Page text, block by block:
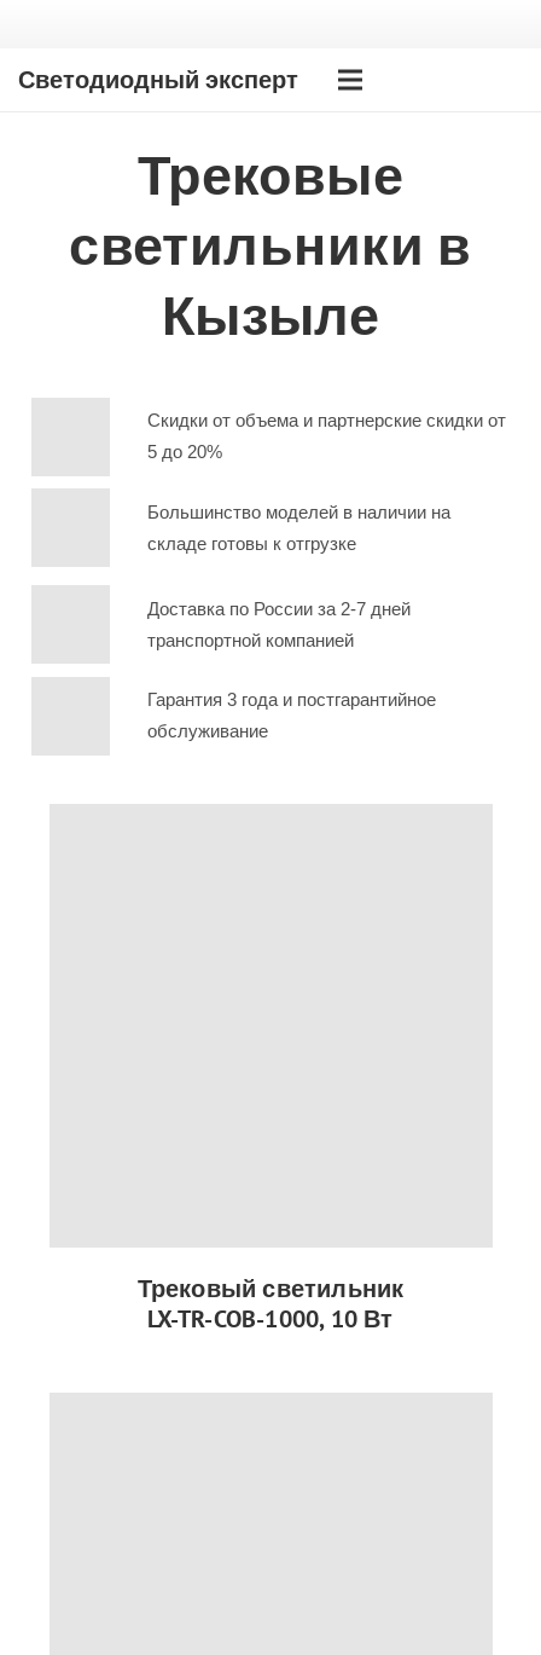
Светодиодный эксперт
Трековые
светильники в
Кызыле
Скидки от объема и партнерские скидки от
5 до 20%
Большинство моделей в наличии на
складе готовы к отгрузке
Доставка по России за 2-7 дней
транспортной компанией
Гарантия 3 года и постгарантийное
обслуживание
Трековый светильник
LX-TR-COB-1000, 10 Вт